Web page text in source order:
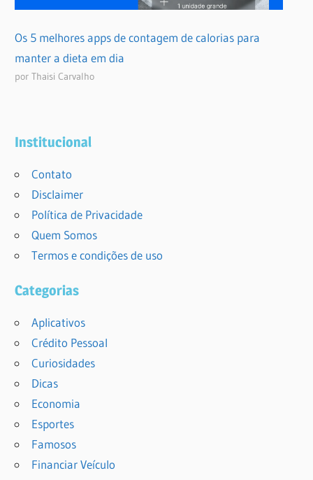
Os 5 melhores apps de contagem de calorias para
manter a dieta em dia
por Thaisi Carvalho
Institucional
Contato
Disclaimer
Política de Privacidade
Quem Somos
Termos e condições de uso
Categorias
Aplicativos
Crédito Pessoal
Curiosidades
Dicas
Economia
Esportes
Famosos
Financiar Veículo